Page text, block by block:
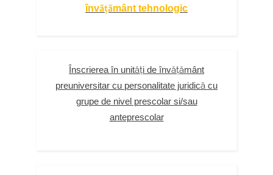
învățământ tehnologic
Înscrierea în unități de învățământ
preuniversitar cu personalitate juridică cu
grupe de nivel prescolar si/sau
anteprescolar